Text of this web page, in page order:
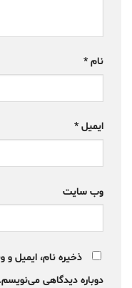
نام *
ایمیل *
وب‌ سایت
ذخیره نام، ایمیل و
دوباره دیدگاهی